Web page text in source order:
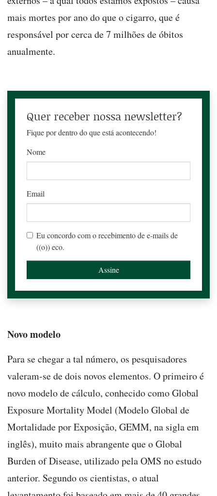
mais mortes por ano do que o cigarro, que é
responsável por cerca de 7 milhões de óbitos
anualmente.
Quer receber nossa newsletter?
Fique por dentro do que está acontecendo!
Nome
Email
Eu concordo com o recebimento de e-mails de
((o)) eco.
Novo modelo
Para se chegar a tal número, os pesquisadores
valeram-se de dois novos elementos. O primeiro é
novo modelo de cálculo, conhecido como Global
Exposure Mortality Model (Modelo Global de
Mortalidade por Exposição, GEMM, na sigla em
inglês), muito mais abrangente que o Global
Burden of Disease, utilizado pela OMS no estudo
anterior. Segundo os cientistas, o atual